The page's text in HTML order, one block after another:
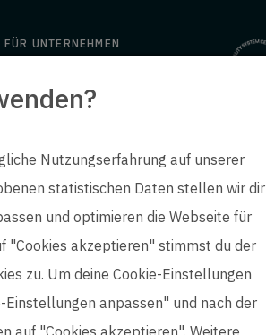
FÜR UNTERNEHMEN
Engineering
ep life science
Nutzungserfahrung auf unserer
statistischen Daten stellen wir dir
und optimieren die Webseite für
"Cookies akzeptieren" stimmst du der
zu. Um deine Cookie-Einstellungen
anpassen" und nach der
auf "Cookies akzeptieren". Weitere